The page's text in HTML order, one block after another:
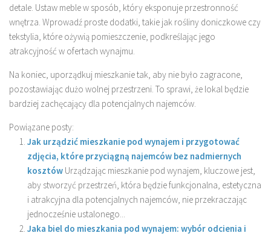
detale. Ustaw meble w sposób, który eksponuje przestronność
wnętrza. Wprowadź proste dodatki, takie jak rośliny doniczkowe czy
tekstylia, które ożywią pomieszczenie, podkreślając jego
atrakcyjność w ofertach wynajmu.
Na koniec, uporządkuj mieszkanie tak, aby nie było zagracone,
pozostawiając dużo wolnej przestrzeni. To sprawi, że lokal będzie
bardziej zachęcający dla potencjalnych najemców.
Powiązane posty:
Jak urządzić mieszkanie pod wynajem i przygotować
zdjęcia, które przyciągną najemców bez nadmiernych
kosztów Urządzając mieszkanie pod wynajem, kluczowe jest,
aby stworzyć przestrzeń, która będzie funkcjonalna, estetyczna
i atrakcyjna dla potencjalnych najemców, nie przekraczając
jednocześnie ustalonego...
Jaka biel do mieszkania pod wynajem: wybór odcienia i